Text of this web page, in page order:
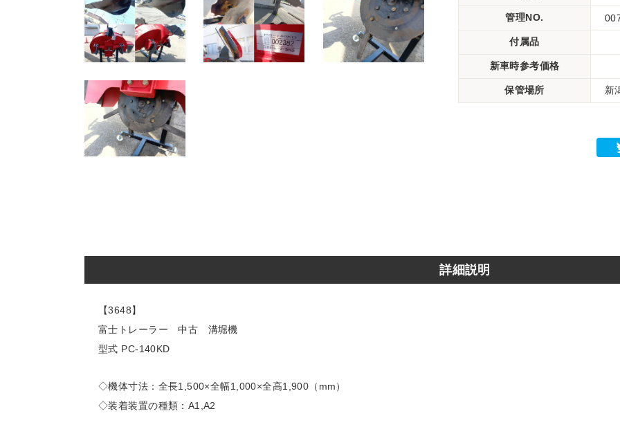
管理NO.
付属品
新車時参考価格
保管場所 新
詳細説明
【3648】
富士トレーラー 中古 溝堀機
型式 PC-140KD
◇機体寸法：全長1,500×全幅1,000×全高1,900（mm）
◇装着装置の種類：A1,A2